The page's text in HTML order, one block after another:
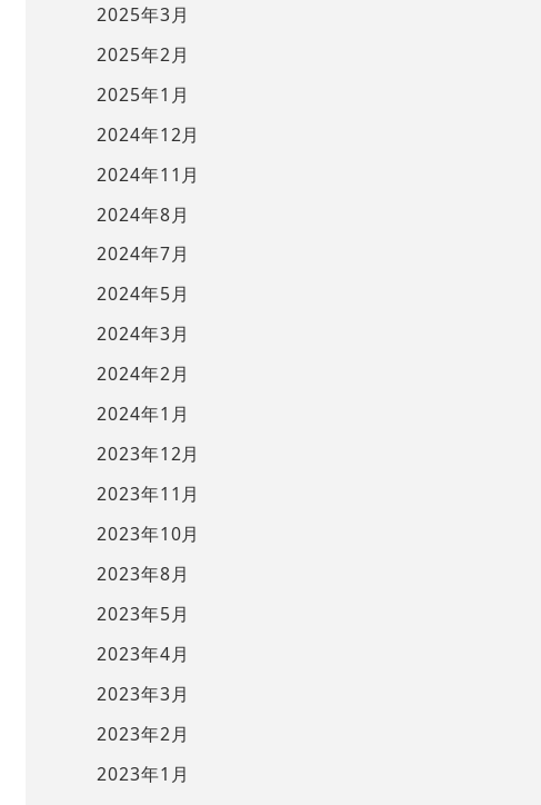
2025年3月
2025年2月
2025年1月
2024年12月
2024年11月
2024年8月
2024年7月
2024年5月
2024年3月
2024年2月
2024年1月
2023年12月
2023年11月
2023年10月
2023年8月
2023年5月
2023年4月
2023年3月
2023年2月
2023年1月